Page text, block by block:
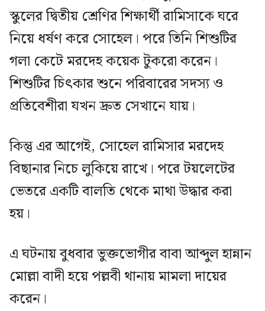
স্কুলের দ্বিতীয় শ্রেণির শিক্ষার্থী রামিসাকে ঘরে
নিয়ে ধর্ষণ করে সোহেল। পরে তিনি শিশুটির
গলা কেটে মরদেহ কয়েক টুকরো করেন।
শিশুটির চিৎকার শুনে পরিবারের সদস্য ও
প্রতিবেশীরা যখন দ্রুত সেখানে যায়।
কিন্তু এর আগেই, সোহেল রামিসার মরদেহ
বিছানার নিচে লুকিয়ে রাখে। পরে টয়লেটের
ভেতরে একটি বালতি থেকে মাথা উদ্ধার করা
হয়।
এ ঘটনায় বুধবার ভুক্তভোগীর বাবা আব্দুল হান্নান
মোল্লা বাদী হয়ে পল্লবী থানায় মামলা দায়ের
করেন।